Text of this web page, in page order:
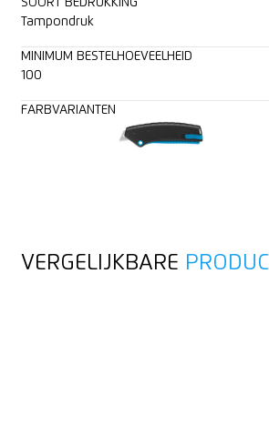
SOORT BEDRUKKING
Tampondruk
MINIMUM BESTELHOEVEELHEID
100
FARBVARIANTEN
VERGELIJKBARE